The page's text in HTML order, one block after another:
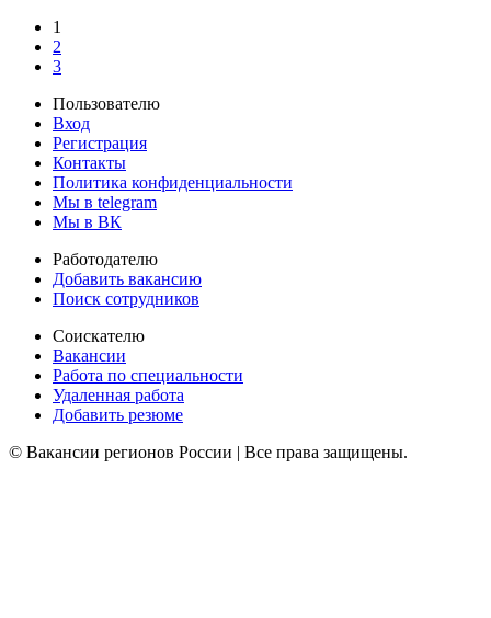
1
2
3
Пользователю
Вход
Регистрация
Контакты
Политика конфиденциальности
Мы в telegram
Мы в ВК
Работодателю
Добавить вакансию
Поиск сотрудников
Соискателю
Вакансии
Работа по специальности
Удаленная работа
Добавить резюме
© Вакансии регионов России | Все права защищены.